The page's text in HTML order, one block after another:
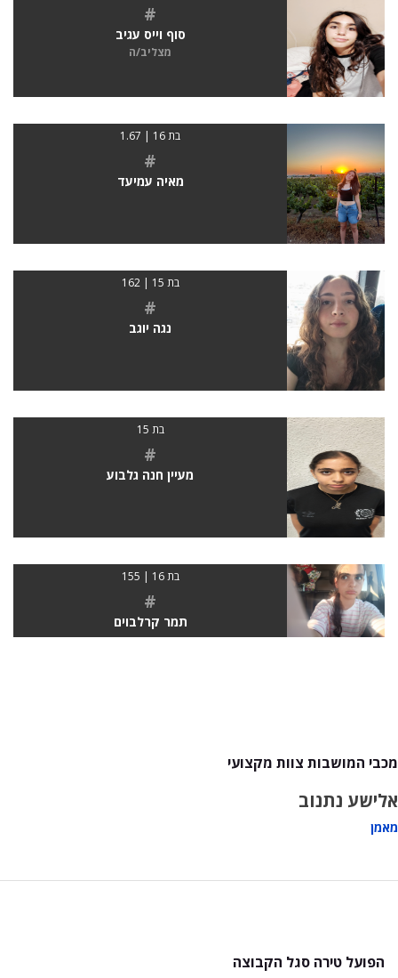
#
סוף וייס עגיב
מצליב/ה
בת 16 | 1.67
#
מאיה עמיעד
בת 15 | 162
#
נגה יוגב
בת 15
#
מעיין חנה גלבוע
בת 16 | 155
#
תמר קרלבוים
מכבי המושבות צוות מקצועי
אלישע נתנוב
מאמן
הפועל טירה סגל הקבוצה